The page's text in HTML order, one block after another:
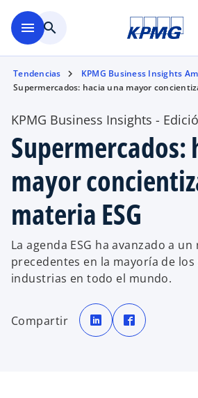
menu search
Tendencias
KPMG Business Insights
Supermercados: hacia una mayor
KPMG Business Insights -
Supermercados:
mayor
materia ESG
La agenda ESG ha avanzado a
precedentes en la mayoría de los
industrias en todo el mundo.
Compartir e
a
b
e
a